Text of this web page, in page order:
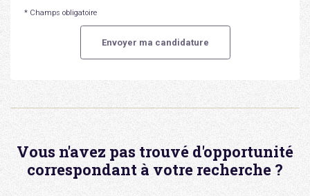
* Champs obligatoire
Vous n'avez pas trouvé d'opportunité
correspondant à votre recherche ?